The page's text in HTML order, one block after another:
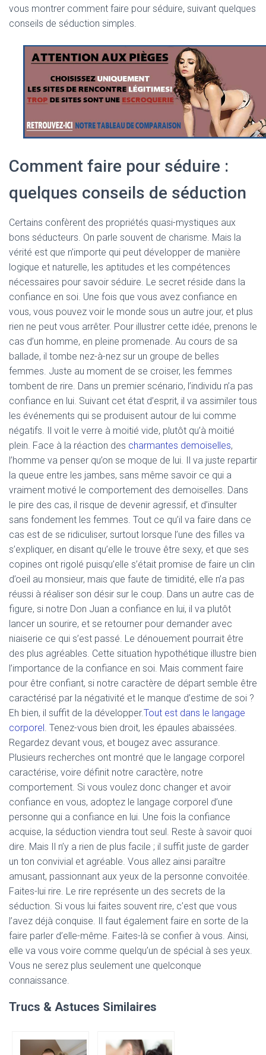
vous montrer comment faire pour séduire, suivant quelques
conseils de séduction simples.
Comment faire pour séduire :
quelques conseils de séduction
Certains confèrent des propriétés quasi-mystiques aux
bons séducteurs. On parle souvent de charisme. Mais la
vérité est que n’importe qui peut développer de manière
logique et naturelle, les aptitudes et les compétences
nécessaires pour savoir séduire. Le secret réside dans la
confiance en soi. Une fois que vous avez confiance en
vous, vous pouvez voir le monde sous un autre jour, et plus
rien ne peut vous arrêter. Pour illustrer cette idée, prenons le
cas d’un homme, en pleine promenade. Au cours de sa
ballade, il tombe nez-à-nez sur un groupe de belles
femmes. Juste au moment de se croiser, les femmes
tombent de rire. Dans un premier scénario, l’individu n’a pas
confiance en lui. Suivant cet état d’esprit, il va assimiler tous
les événements qui se produisent autour de lui comme
négatifs. Il voit le verre à moitié vide, plutôt qu’à moitié
plein. Face à la réaction des charmantes demoiselles,
l’homme va penser qu’on se moque de lui. Il va juste repartir
la queue entre les jambes, sans même savoir ce qui a
vraiment motivé le comportement des demoiselles. Dans
le pire des cas, il risque de devenir agressif, et d’insulter
sans fondement les femmes. Tout ce qu’il va faire dans ce
cas est de se ridiculiser, surtout lorsque l’une des filles va
s’expliquer, en disant qu’elle le trouve être sexy, et que ses
copines ont rigolé puisqu’elle s’était promise de faire un clin
d’oeil au monsieur, mais que faute de timidité, elle n’a pas
réussi à réaliser son désir sur le coup. Dans un autre cas de
figure, si notre Don Juan a confiance en lui, il va plutôt
lancer un sourire, et se retourner pour demander avec
niaiserie ce qui s’est passé. Le dénouement pourrait être
des plus agréables. Cette situation hypothétique illustre bien
l’importance de la confiance en soi. Mais comment faire
pour être confiant, si notre caractère de départ semble être
caractérisé par la négativité et le manque d’estime de soi ?
Eh bien, il suffit de la développer.Tout est dans le langage
corporel . Tenez-vous bien droit, les épaules abaissées.
Regardez devant vous, et bougez avec assurance.
Plusieurs recherches ont montré que le langage corporel
caractérise, voire définit notre caractère, notre
comportement. Si vous voulez donc changer et avoir
confiance en vous, adoptez le langage corporel d’une
personne qui a confiance en lui. Une fois la confiance
acquise, la séduction viendra tout seul. Reste à savoir quoi
dire. Mais Il n’y a rien de plus facile ; il suffit juste de garder
un ton convivial et agréable. Vous allez ainsi paraître
amusant, passionnant aux yeux de la personne convoitée.
Faites-lui rire. Le rire représente un des secrets de la
séduction. Si vous lui faites souvent rire, c’est que vous
l’avez déjà conquise. Il faut également faire en sorte de la
faire parler d’elle-même. Faites-là se confier à vous. Ainsi,
elle va vous voire comme quelqu’un de spécial à ses yeux.
Vous ne serez plus seulement une quelconque
connaissance.
Trucs & Astuces Similaires